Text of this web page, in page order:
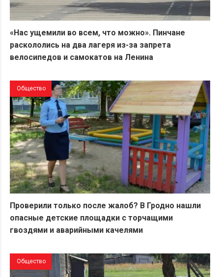
«Нас ущемили во всем, что можно». Пинчане
раскололись на два лагеря из-за запрета
велосипедов и самокатов на Ленина
Общество
Проверили только после жалоб? В Гродно нашли
опасные детские площадки с торчащими
гвоздями и аварийными качелями
Общество